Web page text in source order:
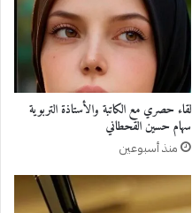
لقاء حصري مع الكاتبة والأستاذة التربوية
سهام حسين القحطاني
منذ أسبوعين